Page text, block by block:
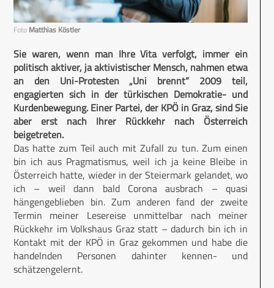
Foto Matthias Köstler
Sie waren, wenn man Ihre Vita verfolgt, immer ein
politisch aktiver, ja aktivistischer Mensch, nahmen etwa
an den Uni-Protesten „Uni brennt“ 2009 teil,
engagierten sich in der türkischen Demokratie- und
Kurdenbewegung. Einer Partei, der KPÖ in Graz, sind Sie
aber erst nach Ihrer Rückkehr nach Österreich
beigetreten.
Das hatte zum Teil auch mit Zufall zu tun. Zum einen
bin ich aus Pragmatismus, weil ich ja keine Bleibe in
Österreich hatte, wieder in der Steiermark gelandet, wo
ich – weil dann bald Corona ausbrach – quasi
hängengeblieben bin. Zum anderen fand der zweite
Termin meiner Lesereise unmittelbar nach meiner
Rückkehr im Volkshaus Graz statt – dadurch bin ich in
Kontakt mit der KPÖ in Graz gekommen und habe die
handelnden Personen dahinter kennen- und
schätzengelernt.